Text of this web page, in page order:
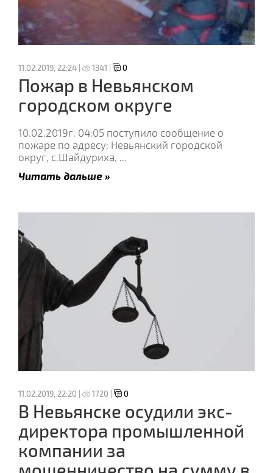
11.02.2019, 22:24 | 1341 | 0
Пожар в Невьянском
городском округе
10.02.2019г. 04:05 поступило сообщение о
пожаре по адресу: Невьянский городской
округ, с.Шайдуриха, ...
Читать дальше »
11.02.2019, 22:20 | 1720 | 0
В Невьянске осудили экс-
директора промышленной
компании за